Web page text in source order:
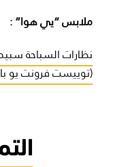
ملابس “يي هوا” :
نظارات السباحة
(توييست فرونت يو